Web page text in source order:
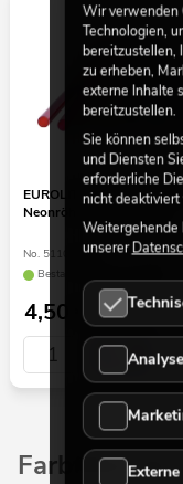
EUROLITE Farbrohr für T8
Neonröhre, 59cm türkis
No. 511046A5
Bestand reicht ca. 12 Wo.
4,50 €
Farbfilter für
Wir verwenden
Technologien,
bereitzustellen,
zu erheben,
externe Inhalte
bereitzustellen.
Sie können
und Diensten
erforderliche
nicht
Weitergehende
unserer